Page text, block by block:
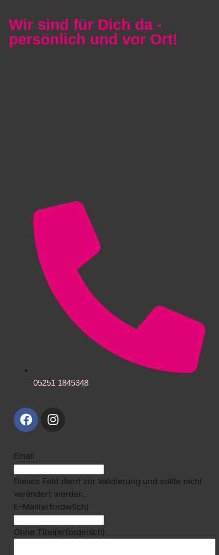
Wir sind für Dich da -
persönlich und vor Ort!
05251 1845348
Email
Dieses Feld dient zur Validierung und sollte nicht
verändert werden.
E-Mail (erforderlich)
Ohne Titel (erforderlich)